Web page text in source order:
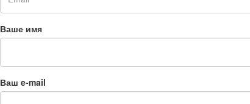
Ваше имя
Ваш e-mail